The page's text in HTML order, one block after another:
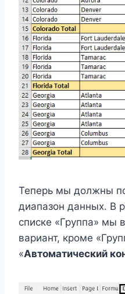
Теперь мы должны
диапазон данных. В
списке «Группа» мы
вариант, кроме
«Автоматический